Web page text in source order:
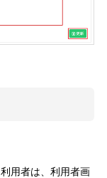
用者は、利用者画